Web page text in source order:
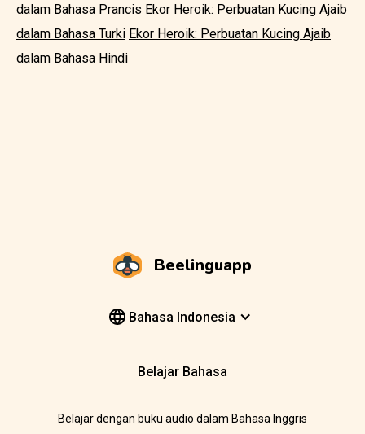
dalam Bahasa Prancis Ekor Heroik: Perbuatan Kucing Ajaib
dalam Bahasa Turki Ekor Heroik: Perbuatan Kucing Ajaib
dalam Bahasa Hindi
Beelinguapp
Bahasa Indonesia
Belajar Bahasa
Belajar dengan buku audio dalam Bahasa Inggris